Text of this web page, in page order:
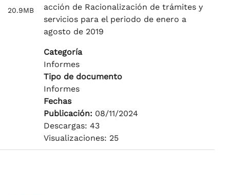
20.9MB
acción de Racionalización de trámites y
servicios para el periodo de enero a
agosto de 2019
Categoría
Informes
Tipo de documento
Informes
Fechas
Publicación: 08/11/2024
Descargas: 43
Visualizaciones: 25